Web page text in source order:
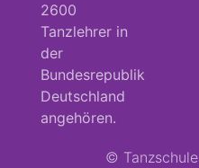
2600
Tanzlehrer in
der
Bundesrepublik
Deutschland
angehören.
©